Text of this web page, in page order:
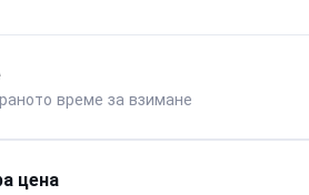
време за взимане
цена